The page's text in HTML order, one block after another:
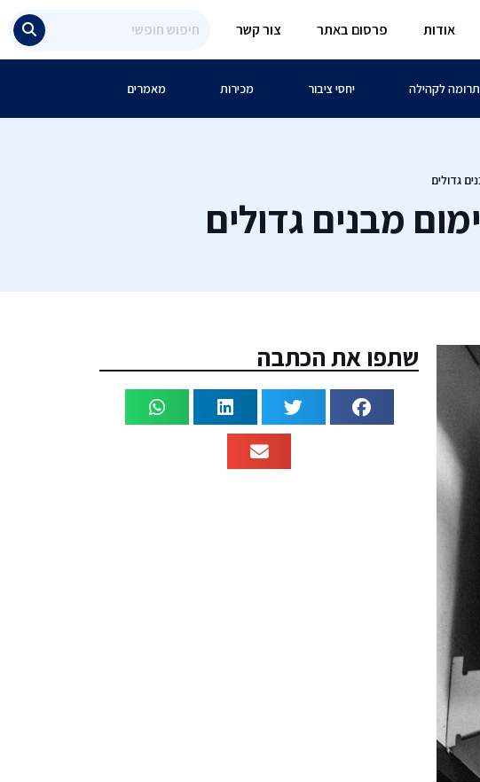
אודות פרסום באתר צור קשר
תרומה לקהילה יחסי ציבור מכירות מאמרים
שתפו את הכתבה